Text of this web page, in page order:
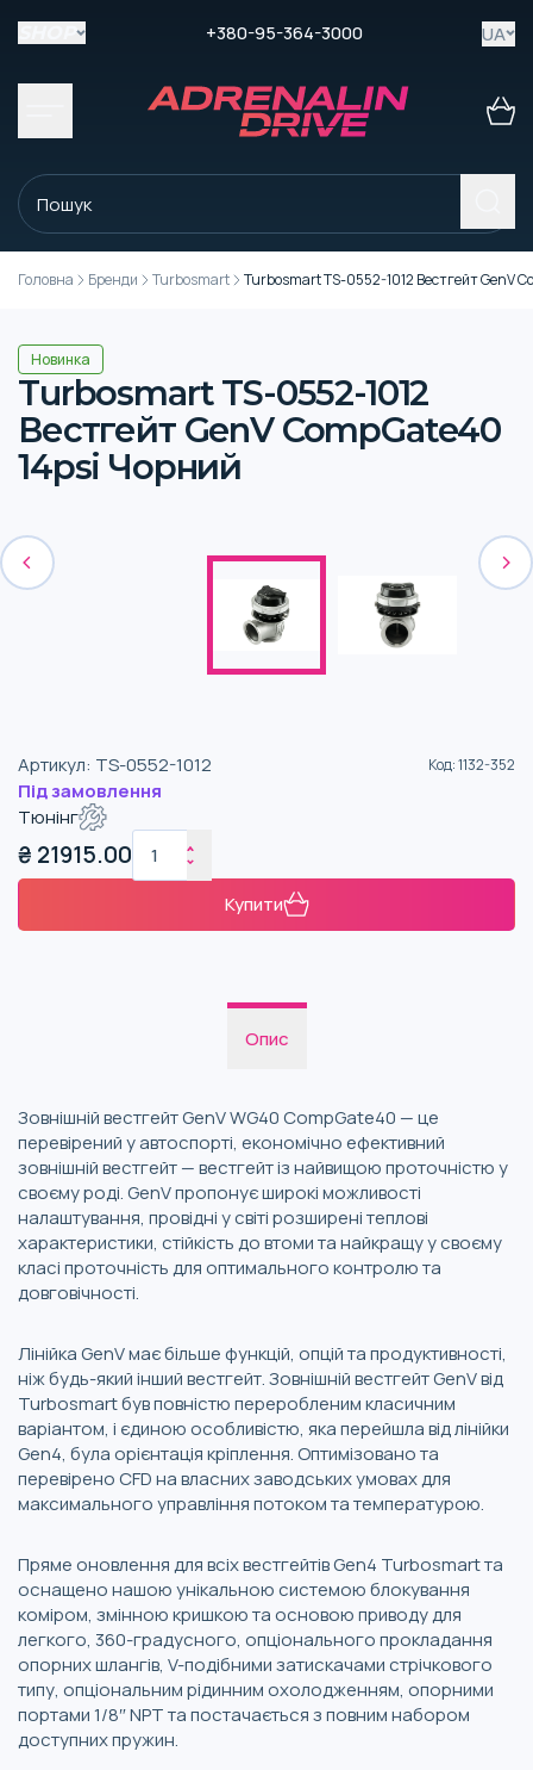
+380-95-364-3000 UA
Головна Бренди Turbosmart Turbosmart TS-0552-1012 Вестгейт GenV
Новинка
Turbosmart TS-0552-1012
Вестгейт GenV CompGate40
14psi Чорний
Артикул: TS-0552-1012 Код:1132-352
Під замовлення
Тюнінг
₴ 21915.00
Купити
Опис
Зовнішній вестгейт GenV WG40 CompGate40 — це
перевірений у автоспорті, економічно ефективний
зовнішній вестгейт — вестгейт із найвищою проточністю у
своєму роді. GenV пропонує широкі можливості
налаштування, провідні у світі розширені теплові
характеристики, стійкість до втоми та найкращу у своєму
класі проточність для оптимального контролю та
довговічності.
Лінійка GenV має більше функцій, опцій та продуктивності,
ніж будь-який інший вестгейт. Зовнішній вестгейт GenV від
Turbosmart був повністю переробленим класичним
варіантом, і єдиною особливістю, яка перейшла від лінійки
Gen4, була орієнтація кріплення. Оптимізовано та
перевірено CFD на власних заводських умовах для
максимального управління потоком та температурою.
Пряме оновлення для всіх вестгейтів Gen4 Turbosmart та
оснащено нашою унікальною системою блокування
коміром, змінною кришкою та основою приводу для
легкого, 360-градусного, опціонального прокладання
опорних шлангів, V-подібними затискачами стрічкового
типу, опціональним рідинним охолодженням, опорними
портами 1/8″ NPT та постачається з повним набором
доступних пружин.